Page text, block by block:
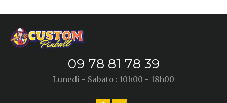
09 78 81 78 39
Lunedì - Sabato : 10h00 - 18h00